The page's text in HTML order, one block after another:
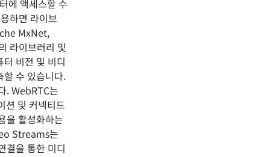
에 액세스할 수
하면 라이브
MxNet,
라이브러리 및
비전 및 비디
할 수 있습니다.
. WebRTC는
션 및 커넥티드
을 활성화하는
Streams는
결을 통한 미디